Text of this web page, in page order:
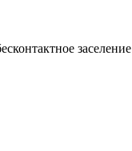
заселение